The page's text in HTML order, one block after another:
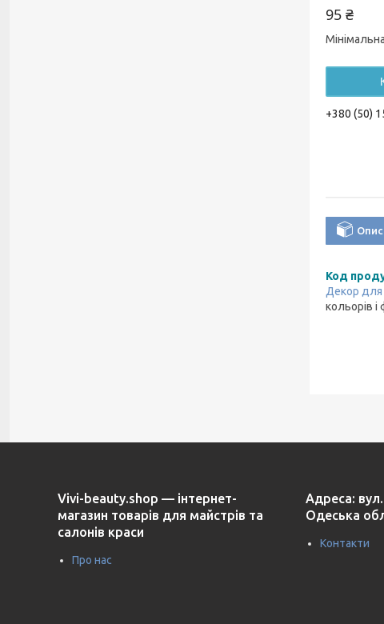
95 ₴
+380 (50)
Опис
Код
Декор для
кольорів
Vivi-beauty.shop — інтернет-
магазин товарів для майстрів та
салонів краси
Про нас
Адреса:
Одеська
Контакти